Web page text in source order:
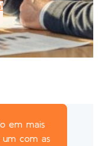
em mais
um com as